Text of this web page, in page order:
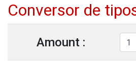
Conversor de
Amount :